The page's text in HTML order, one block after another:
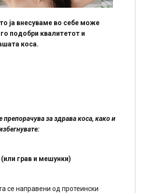
ја внесуваме во себе може
подобри квалитетот и
коса.
препорачува за здрава коса, како и
грав и мешунки)
се направени од протеински